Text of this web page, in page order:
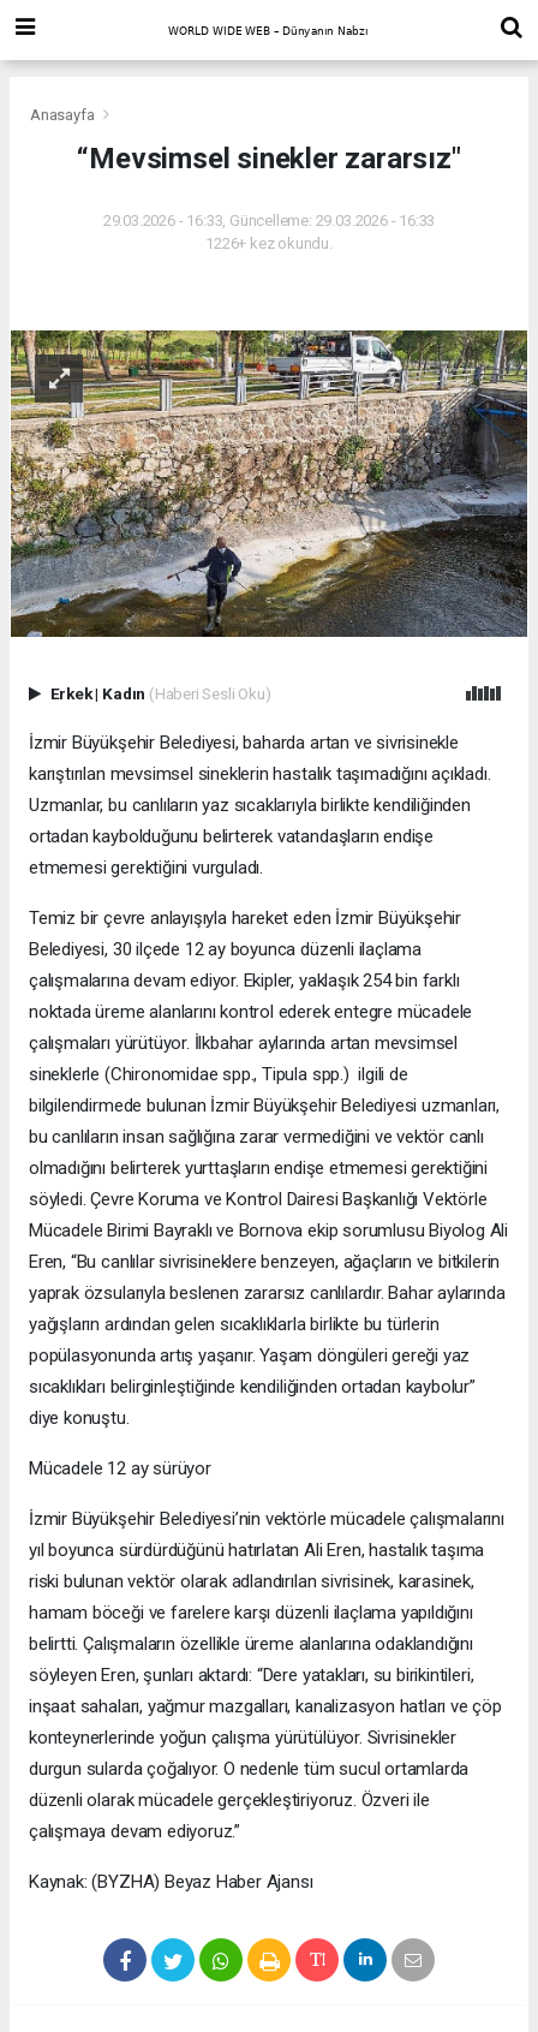
Anasayfa
“Mevsimsel sinekler zararsız"
29.03.2026 - 16:33, Güncelleme: 29.03.2026 - 16:33
1226+ kez okundu.
Erkek| Kadın (Haberi Sesli Oku)
İzmir Büyükşehir Belediyesi, baharda artan ve sivrisinekle
karıştırılan mevsimsel sineklerin hastalık taşımadığını açıkladı.
Uzmanlar, bu canlıların yaz sıcaklarıyla birlikte kendiliğinden
ortadan kaybolduğunu belirterek vatandaşların endişe
etmemesi gerektiğini vurguladı.
Temiz bir çevre anlayışıyla hareket eden İzmir Büyükşehir
Belediyesi, 30 ilçede 12 ay boyunca düzenli ilaçlama
çalışmalarına devam ediyor. Ekipler, yaklaşık 254 bin farklı
noktada üreme alanlarını kontrol ederek entegre mücadele
çalışmaları yürütüyor. İlkbahar aylarında artan mevsimsel
sineklerle (Chironomidae spp., Tipula spp.) ilgili de
bilgilendirmede bulunan İzmir Büyükşehir Belediyesi uzmanları,
bu canlıların insan sağlığına zarar vermediğini ve vektör canlı
olmadığını belirterek yurttaşların endişe etmemesi gerektiğini
söyledi. Çevre Koruma ve Kontrol Dairesi Başkanlığı Vektörle
Mücadele Birimi Bayraklı ve Bornova ekip sorumlusu Biyolog Ali
Eren, “Bu canlılar sivrisineklere benzeyen, ağaçların ve bitkilerin
yaprak özsularıyla beslenen zararsız canlılardır. Bahar aylarında
yağışların ardından gelen sıcaklıklarla birlikte bu türlerin
popülasyonunda artış yaşanır. Yaşam döngüleri gereği yaz
sıcaklıkları belirginleştiğinde kendiliğinden ortadan kaybolur”
diye konuştu.
Mücadele 12 ay sürüyor
İzmir Büyükşehir Belediyesi’nin vektörle mücadele çalışmalarını
yıl boyunca sürdürdüğünü hatırlatan Ali Eren, hastalık taşıma
riski bulunan vektör olarak adlandırılan sivrisinek, karasinek,
hamam böceği ve farelere karşı düzenli ilaçlama yapıldığını
belirtti. Çalışmaların özellikle üreme alanlarına odaklandığını
söyleyen Eren, şunları aktardı: “Dere yatakları, su birikintileri,
inşaat sahaları, yağmur mazgalları, kanalizasyon hatları ve çöp
konteynerlerinde yoğun çalışma yürütülüyor. Sivrisinekler
durgun sularda çoğalıyor. O nedenle tüm sucul ortamlarda
düzenli olarak mücadele gerçekleştiriyoruz. Özveri ile
çalışmaya devam ediyoruz.”
Kaynak: (BYZHA) Beyaz Haber Ajansı